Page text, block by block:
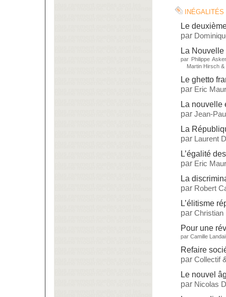
inégalités
Le
par
La
par Philippe
Martin Hirsch &
Le ghetto
par Eric
La nouvelle
par Jean-
La
par Laurent
L’égalité
par Eric
La
par Robert
L’élitisme
par Christian
Pour une
par Camille
Refaire
par Collectif
Le nouvel
par Nicolas